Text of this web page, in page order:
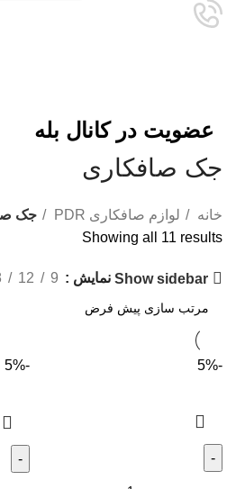
عضویت در کانال بله
جک صافکاری
خانه لوازم صافکاری PDR
جک
Showing all 11 results
Show sidebar نمایش 9
12
-5%
-5%